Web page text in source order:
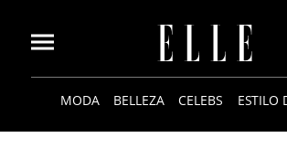
MODA BELLEZA CELEBS ESTILO